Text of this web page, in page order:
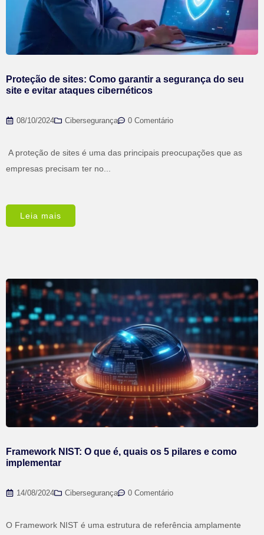
Proteção de sites: Como garantir a segurança do seu
site e evitar ataques cibernéticos
08/10/2024 Cibersegurança 0 Comentário
A proteção de sites é uma das principais preocupações que as
empresas precisam ter no...
Leia mais
Framework NIST: O que é, quais os 5 pilares e como
implementar
14/08/2024 Cibersegurança 0 Comentário
O Framework NIST é uma estrutura de referência amplamente